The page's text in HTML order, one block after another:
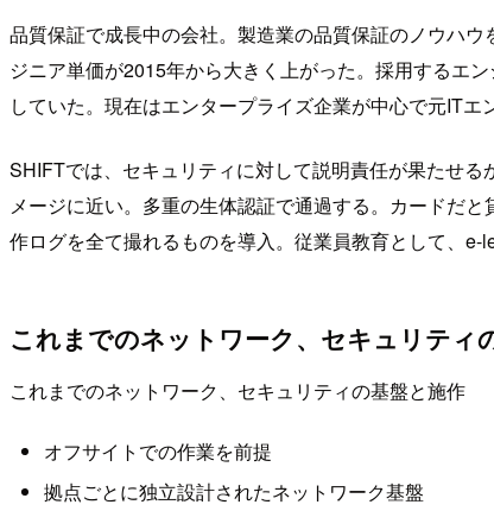
品質保証で成長中の会社。製造業の品質保証のノウハ
ジニア単価が2015年から大きく上がった。採用するエ
していた。現在はエンタープライズ企業が中心で元ITエ
SHIFTでは、セキュリティに対して説明責任が果たせ
メージに近い。多重の生体認証で通過する。カードだ
作ログを全て撮れるものを導入。従業員教育として、e-
これまでのネットワーク、セキュリティ
これまでのネットワーク、セキュリティの基盤と施作
オフサイトでの作業を前提
拠点ごとに独立設計されたネットワーク基盤